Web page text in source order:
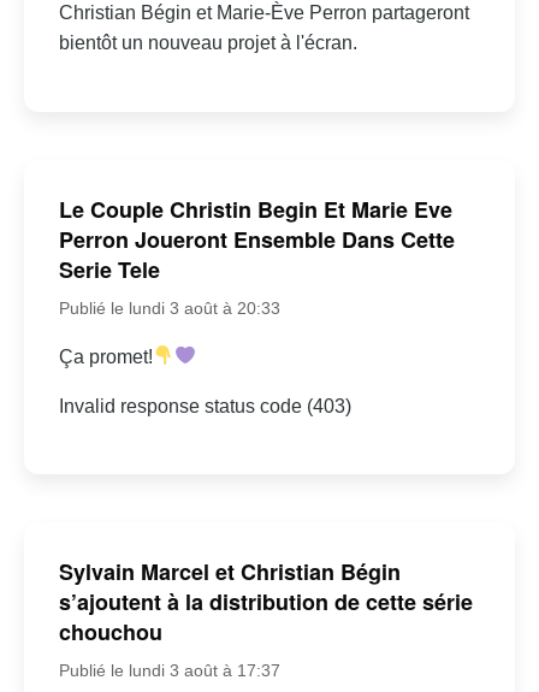
Christian Bégin et Marie-Ève Perron partageront
bientôt un nouveau projet à l'écran.
Le Couple Christin Begin Et Marie Eve
Perron Joueront Ensemble Dans Cette
Serie Tele
Publié le lundi 3 août à 20:33
Ça promet!
Invalid response status code (403)
Sylvain Marcel et Christian Bégin
s’ajoutent à la distribution de cette série
chouchou
Publié le lundi 3 août à 17:37